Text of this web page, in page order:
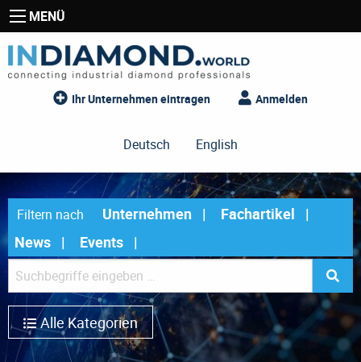
MENÜ
Ihr Unternehmen eintragen Anmelden
Deutsch English
Filtern nach Unternehmen
Fachartikel
News
Events
Alle Kategorien